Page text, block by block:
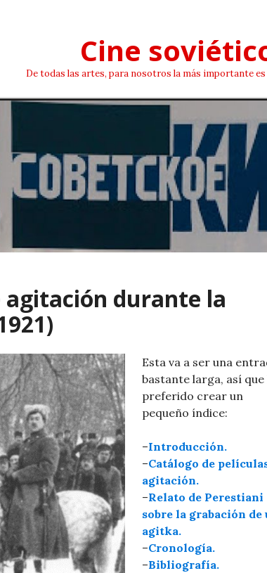
Cine
De todas las artes, para nosotros la más importante es
durante la
Esta va a ser una
bastante larga, así que
preferido crear un
pequeño índice:
–Introducción.
–Catálogo de
agitación.
–Relato de Perestiani
sobre la grabación de
agitka.
–Cronología.
–Bibliografía.